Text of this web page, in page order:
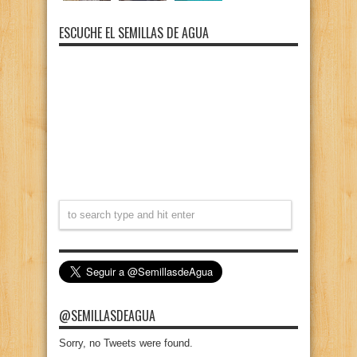
ESCUCHE EL SEMILLAS DE AGUA
@SEMILLASDEAGUA
Sorry, no Tweets were found.